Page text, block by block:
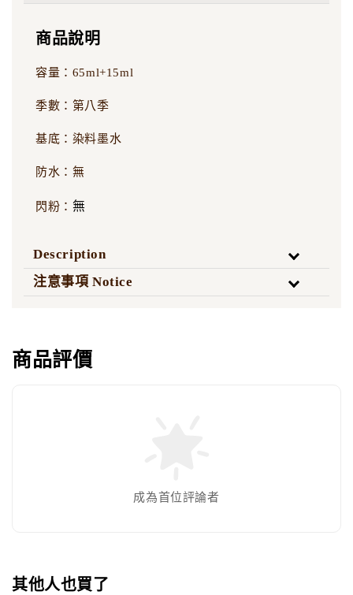
商品說明
容量：65ml+15ml
季數：第八季
基底：染料墨水
防水：無
閃粉： 無
Description
注意事項 Notice
商品評價
成為首位評論者
其他人也買了